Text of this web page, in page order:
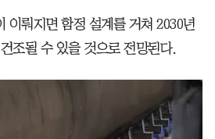
이뤄지면 함정 설계를 거쳐 2030년
조될 수 있을 것으로 전망된다.